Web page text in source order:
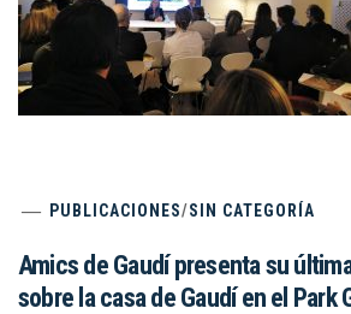
PUBLICACIONES/SIN CATEGORÍA
Amics de Gaudí presenta su
sobre la casa de Gaudí en el Park